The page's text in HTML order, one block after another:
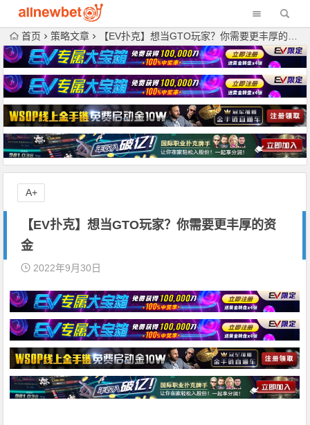
首页 策略文章 【EV扑克】想当GTO玩家？你需要更丰厚的资金
【EV扑克】想当GTO玩家？你需要更丰厚的资
金
2022年9月30日
A+